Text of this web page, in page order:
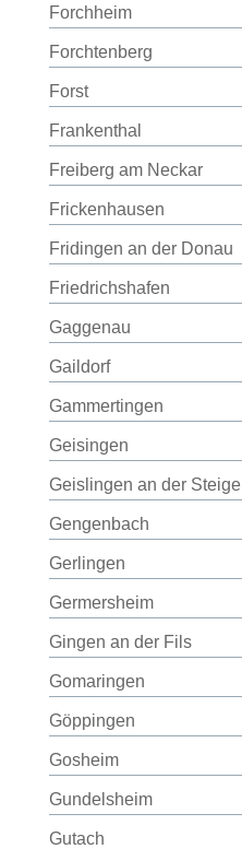
Forchheim
Forchtenberg
Forst
Frankenthal
Freiberg am Neckar
Frickenhausen
Fridingen an der Donau
Friedrichshafen
Gaggenau
Gaildorf
Gammertingen
Geisingen
Geislingen an der Steige
Gengenbach
Gerlingen
Germersheim
Gingen an der Fils
Gomaringen
Göppingen
Gosheim
Gundelsheim
Gutach